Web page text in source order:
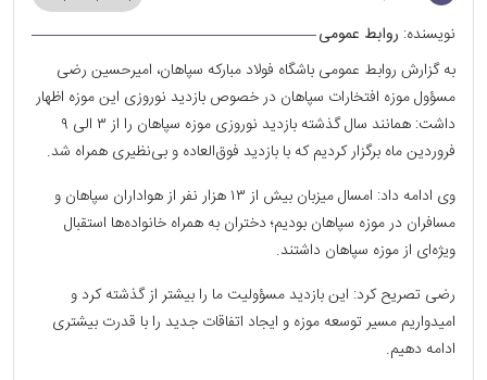
نویسنده: روابط عمومی
به گزارش روابط عمومی باشگاه فولاد مبارکه سپاهان، امیرحسین رضی
مسؤول موزه افتخارات سپاهان در خصوص بازدید نوروزی این موزه اظهار
داشت: همانند سال گذشته بازدید نوروزی موزه سپاهان را از ۳ الی ۹
فروردین ماه برگزار کردیم که با بازدید فوق‌العاده و بی‌نظیری همراه شد.
وی ادامه داد: امسال میزبان بیش از ۱۳ هزار نفر از هواداران سپاهان و
مسافران در موزه سپاهان بودیم؛ دختران به همراه خانواده‌ها استقبال
ویژه‌ای از موزه سپاهان داشتند.
رضی تصریح کرد: این بازدید مسؤولیت ما را بیشتر از گذشته کرد و
امیدواریم مسیر توسعه موزه و ایجاد اتفاقات جدید را با قدرت بیشتری
ادامه دهیم.